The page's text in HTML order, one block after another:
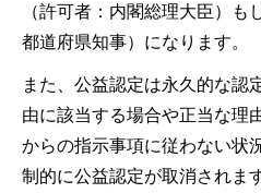
（許可者：内閣総理大臣）も
都道府県知事）になります。
また、公益認定は永久的な認
由に該当する場合や正当な理
からの指示事項に従わない状
制的に公益認定が取消されます